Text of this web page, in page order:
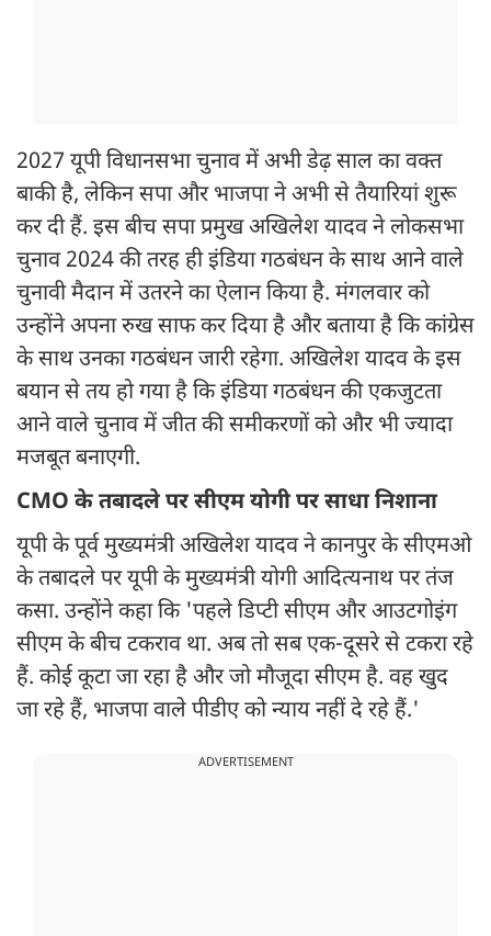
2027 यूपी विधानसभा चुनाव में अभी डेढ़ साल का वक्त
बाकी है, लेकिन सपा और भाजपा ने अभी से तैयारियां शुरू
कर दी हैं. इस बीच सपा प्रमुख अखिलेश यादव ने लोकसभा
चुनाव 2024 की तरह ही इंडिया गठबंधन के साथ आने वाले
चुनावी मैदान में उतरने का ऐलान किया है. मंगलवार को
उन्होंने अपना रुख साफ कर दिया है और बताया है कि कांग्रेस
के साथ उनका गठबंधन जारी रहेगा. अखिलेश यादव के इस
बयान से तय हो गया है कि इंडिया गठबंधन की एकजुटता
आने वाले चुनाव में जीत की समीकरणों को और भी ज्यादा
मजबूत बनाएगी.
CMO के तबादले पर सीएम योगी पर साधा निशाना
यूपी के पूर्व मुख्यमंत्री अखिलेश यादव ने कानपुर के सीएमओ
के तबादले पर यूपी के मुख्यमंत्री योगी आदित्यनाथ पर तंज
कसा. उन्होंने कहा कि 'पहले डिप्टी सीएम और आउटगोइंग
सीएम के बीच टकराव था. अब तो सब एक-दूसरे से टकरा रहे
हैं. कोई कूटा जा रहा है और जो मौजूदा सीएम है. वह खुद
जा रहे हैं, भाजपा वाले पीडीए को न्याय नहीं दे रहे हैं.'
ADVERTISEMENT